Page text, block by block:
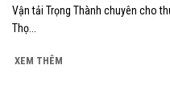
Vận tải Trọng Thành chuyên cho
Thọ...
XEM THÊM